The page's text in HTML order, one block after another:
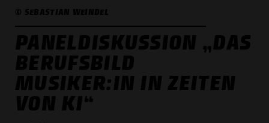
© SEBASTIAN WEINDEL
PANELDISKUSSION „DAS
BERUFSBILD
MUSIKER:IN IN ZEITEN
VON KI“